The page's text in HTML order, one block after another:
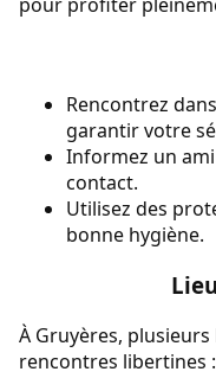
Rencontrez
garantir votre
Informez un
contact.
Utilisez des
bonne hygiène.
À Gruyères,
rencontres libertines :